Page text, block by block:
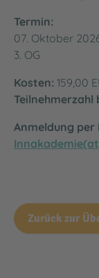
Termin:
07. Oktober
3. OG
Kosten: 159,00
Teilnehmerzahl
Anmeldung per
Zurück zur